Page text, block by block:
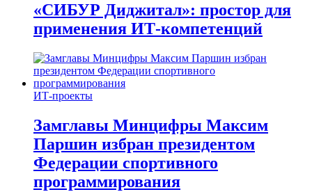
«СИБУР Диджитал»: простор для
применения ИТ-компетенций
ИТ-проекты
Замглавы Минцифры Максим
Паршин избран президентом
Федерации спортивного
программирования